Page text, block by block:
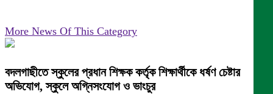
More News Of This Category
বদলগাছীতে স্কুলের প্রধান শিক্ষক কর্তৃক শিক্ষার্থীকে ধর্ষণ চেষ্টার
অভিযোগ, স্কুলে অগ্নিসংযোগ ও ভাংচুর